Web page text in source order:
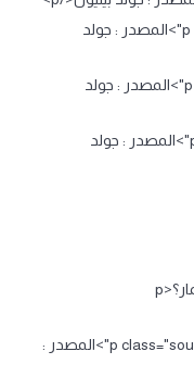
تعليقة31.45جرام<p class="source_title">المصدر : جولد
31.1جرام بيضاوي<p class="source_title">المصدر : جولد
20جرام بيضاوي<p class="source_title">المصدر : جولد
هل المشغولات الذهبية تصلح للاستثمار؟<p
المشغولات الذهبية عيار 14..<p class="source_title">المصدر :